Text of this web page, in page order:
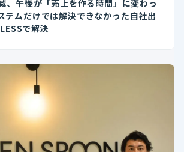
、午後が「売上を作る時間」に変わっ
テムだけでは解決できなかった自社出
で解決